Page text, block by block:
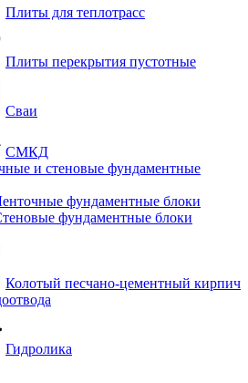
Плиты для теплотрасс
Плиты перекрытия пустотные
Сваи
СМКД
и стеновые фундаментные
фундаментные блоки
фундаментные блоки
Колотый песчано-цементный кирпич
Гидролика